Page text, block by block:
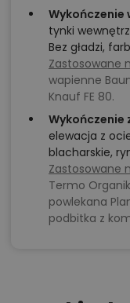
Wykończenie
tynki
Bez gładzi,
Zastosowane
wapienne
Knauf FE 80.
Wykończenie
elewacja z
blacharskie,
Zastosowane
Termo
powlekana
podbitka z